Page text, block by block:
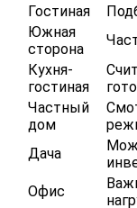
Гостиная
Южная
сторона
Кухня-
гостиная
Частный
дом
Дача
Офис